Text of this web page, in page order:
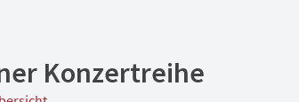
Konzertreihe